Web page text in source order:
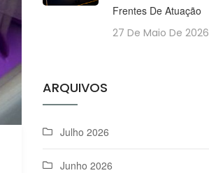
Frentes De Atuação
27 De Maio De 2026
ARQUIVOS
Julho 2026
Junho 2026